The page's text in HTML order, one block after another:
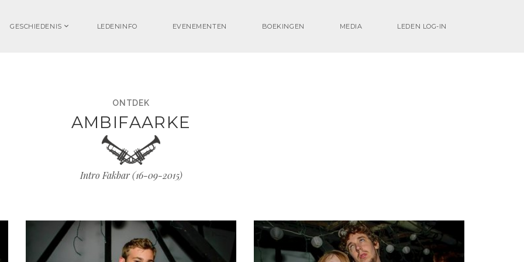
GESCHIEDENIS LEDENINFO EVENEMENTEN BOEKINGEN MEDIA LEDEN LOG-IN
ONTDEK
AMBIFAARKE
Intro Fakbar (16-09-2015)